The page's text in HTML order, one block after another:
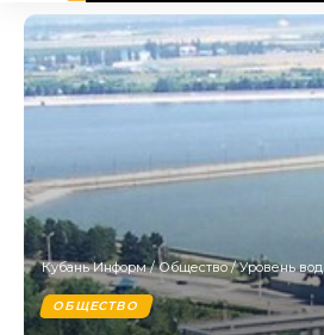
Кубань Информ/Общество/Уровень воды в
ОБЩЕСТВО